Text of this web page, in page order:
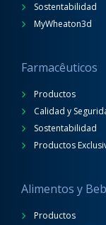
Sostentabilidad
MyWheaton3d
Farmacêuticos
Productos
Calidad y
Sostentabilidad
Productos
Alimentos y
Productos